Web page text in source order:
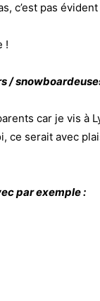
c’est pas
!
/
car je vis à
ce serait avec
par exemple :